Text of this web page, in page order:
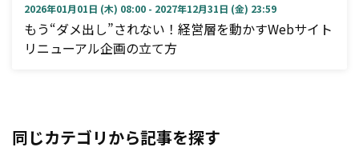
2026年01月01日 (木) 08:00 - 2027年12月31日 (金) 23:59
もう“ダメ出し”されない！経営層を動かすWebサイト
リニューアル企画の立て方
同じカテゴリから記事を探す